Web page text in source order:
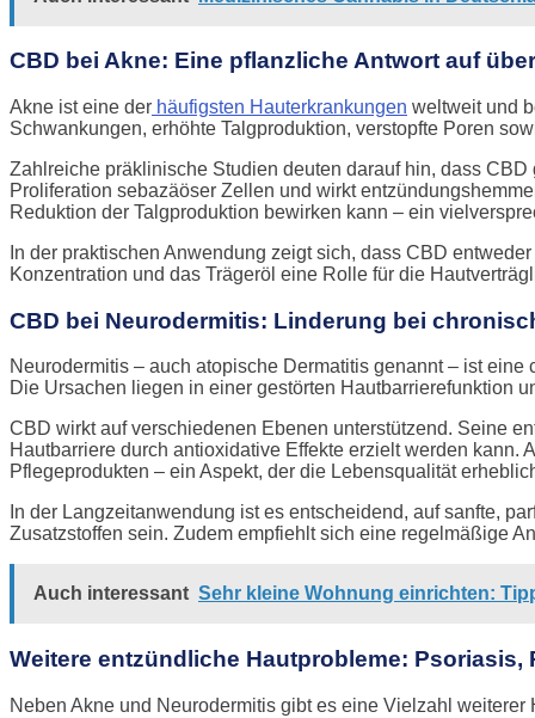
CBD bei Akne: Eine pflanzliche Antwort auf
Akne ist eine der häufigsten Hauterkrankungen weltweit und
Schwankungen, erhöhte Talgproduktion, verstopfte Poren
Zahlreiche präklinische Studien deuten darauf hin, dass
Proliferation sebazäöser Zellen und wirkt
Reduktion der Talgproduktion bewirken kann – ein
In der praktischen Anwendung zeigt sich, dass CBD
Konzentration und das Trägeröl eine Rolle für die
CBD bei Neurodermitis: Linderung bei
Neurodermitis – auch atopische Dermatitis genannt – ist
Die Ursachen liegen in einer gestörten Hautbarrierefunktion
CBD wirkt auf verschiedenen Ebenen unterstützend. Seine
Hautbarriere durch antioxidative Effekte erzielt werden
Pflegeprodukten – ein Aspekt, der die Lebensqualität
In der Langzeitanwendung ist es entscheidend, auf sanfte,
Zusatzstoffen sein. Zudem empfiehlt sich eine regelmäßige
Auch interessant Sehr kleine Wohnung einrichten:
Weitere entzündliche Hautprobleme:
Neben Akne und Neurodermitis gibt es eine Vielzahl